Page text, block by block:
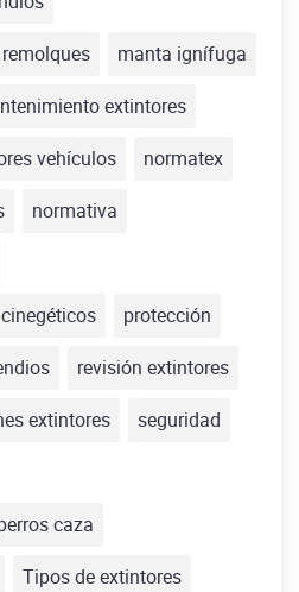
manta ignífuga
extintores
vehículos
normatex
normativa
protección
revisión extintores
extintores
seguridad
caza
Tipos de extintores